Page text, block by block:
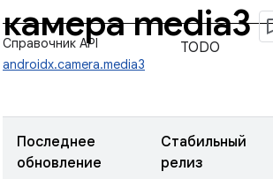
камера media3
Справочник API
androidx.camera.media3
TODO
Последнее
обновление
Стабильный
релиз